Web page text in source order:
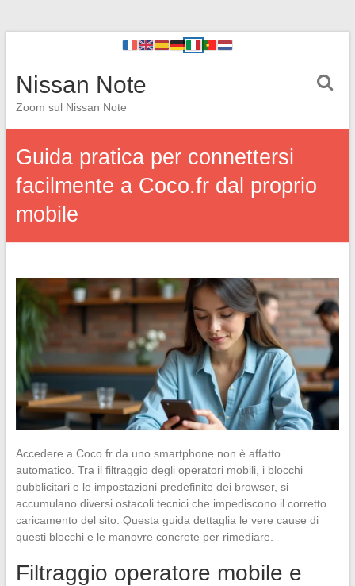
Nissan Note
Zoom sul Nissan Note
Guida pratica per connettersi
facilmente a Coco.fr dal proprio
mobile
Accedere a Coco.fr da uno smartphone non è affatto
automatico. Tra il filtraggio degli operatori mobili, i blocchi
pubblicitari e le impostazioni predefinite dei browser, si
accumulano diversi ostacoli tecnici che impediscono il corretto
caricamento del sito. Questa guida dettaglia le vere cause di
questi blocchi e le manovre concrete per rimediare.
Filtraggio operatore mobile e